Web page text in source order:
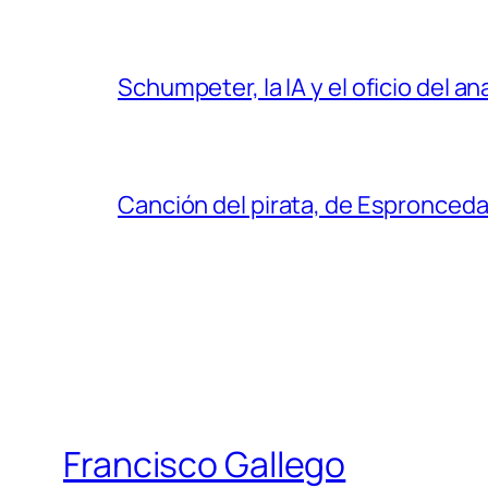
Schumpeter, la IA y el oficio del
Canción del pirata, de Espronceda
Francisco Gallego